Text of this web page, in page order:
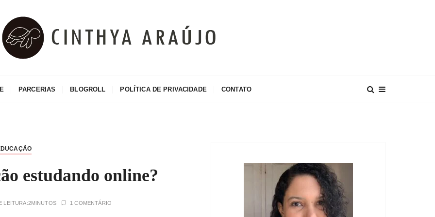
PARCERIAS BLOGROLL POLÍTICA DE PRIVACIDADE CONTATO
estudando online?
LEITURA:2MINUTOS 1 COMENTÁRIO